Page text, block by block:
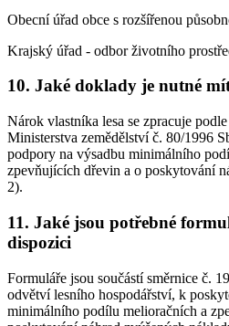
Obecní úřad obce s rozšířenou
Krajský úřad - odbor životního
10. Jaké doklady je nutné
Nárok vlastníka lesa se zpracuje
Ministerstva zemědělství č. 80/1996
podpory na výsadbu minimálního
zpevňujících dřevin a o poskytování
2).
11. Jaké jsou potřebné
dispozici
Formuláře jsou součástí směrnice č.
odvětví lesního hospodářství, k
minimálního podílu melioračních a